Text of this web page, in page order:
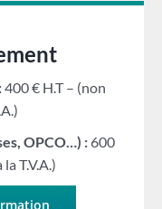
400 € H.T – (non
OPCO…) : 600
T.V.A.)